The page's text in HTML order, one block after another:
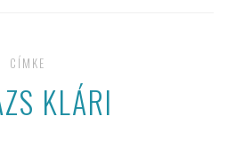
CÍMKE
KLÁRI